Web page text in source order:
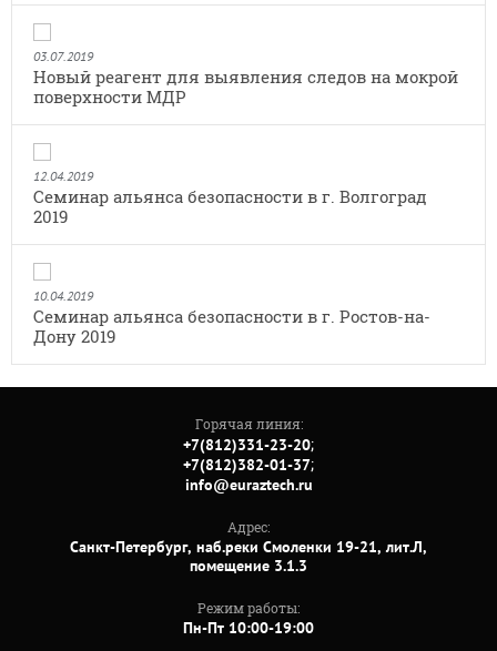
03.07.2019
Новый реагент для выявления следов на мокрой
поверхности МДР
12.04.2019
Семинар альянса безопасности в г. Волгоград
2019
10.04.2019
Семинар альянса безопасности в г. Ростов-на-
Дону 2019
Горячая линия:
+7(812)331-23-20;
+7(812)382-01-37;
info@euraztech.ru
Адрес:
Санкт-Петербург, наб.реки Смоленки 19-21, лит.Л,
помещение 3.1.3
Режим работы:
Пн-Пт 10:00-19:00